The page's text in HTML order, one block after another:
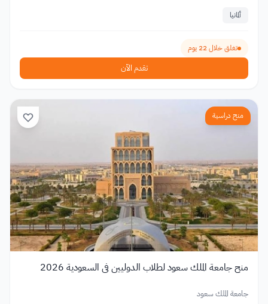
ألمانيا
تغلق خلال 22 يوم
تقدم الآن
منح دراسية
منح جامعة الملك سعود لطلاب الدوليين في السعودية 2026
جامعة الملك سعود